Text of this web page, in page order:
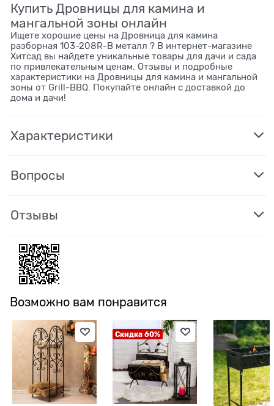
Купить Дровницы для камина и
мангальной зоны онлайн
Ищете хорошие цены на Дровница для камина
разборная 103-208R-B металл ? В интернет-магазине
Хитсад вы найдете уникальные товары для дачи и сада
по привлекательным ценам. Отзывы и подробные
характеристики на Дровницы для камина и мангальной
зоны от Grill-BBQ. Покупайте онлайн с доставкой до
дома и дачи!
Характеристики
Вопросы
Отзывы
Возможно вам понравится
Скидка 60%